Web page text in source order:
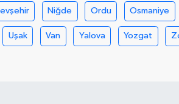
Niğde Ordu Osmaniye
Uşak Van Yalova Yozgat